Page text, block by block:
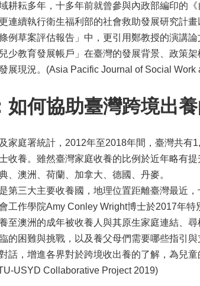
耕耘多年，十多年前就曾參與內政部編印的
連續執行衛生福利部的社會救助發展研究計
例草案評估報告」中，更引用鄭教授的演講
少教育發展帳戶」在臺灣的發展背景、政策
展現況。(Asia Pacific Journal of Social Work
如何協助臺灣跨境出
家庭署統計，2012年至2018年間，臺灣共
收養。雖然臺灣家庭收養的比例於近年略有
、澳洲、荷蘭、加拿大、德國、丹麥。
第三大主要收養國，地理位置距離臺灣最近
工作學院Amy Conley Wright博士於2017年
至澳洲的成年被收養人與其原生家庭連結、
的困難與挑戰，以及養父母們需要哪些指引
話，增進各界對於跨境收出養的了解，為兒
USYD Collaborative Project 2019)